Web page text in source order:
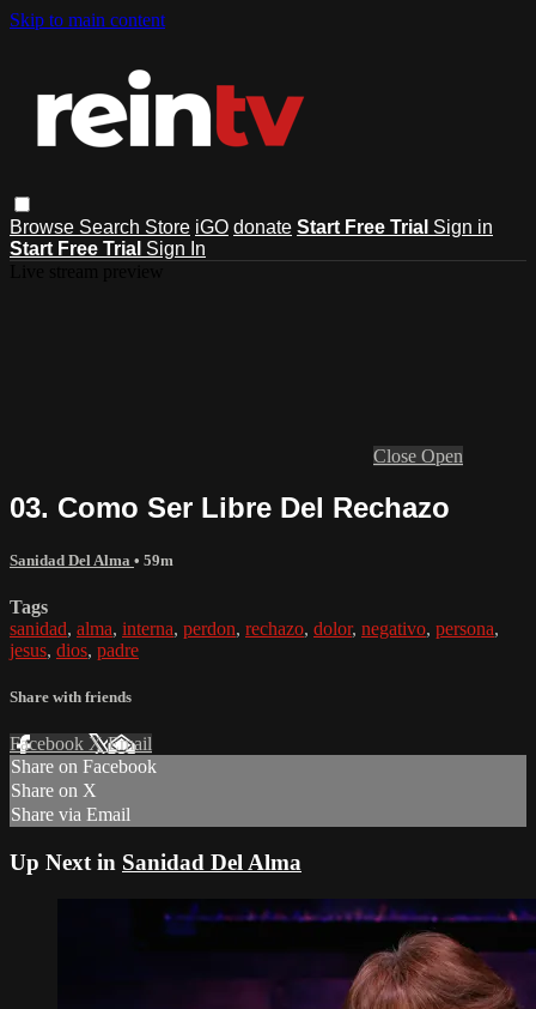
Skip to main content
Browse Search Store iGO donate Start Free Trial Sign in
Start Free Trial Sign In
Close Open
03. Como Ser Libre Del Rechazo
Sanidad Del Alma • 59m
Tags
sanidad, alma, interna, perdon, rechazo, dolor, negativo, persona,
jesus, dios, padre
Share with friends
Facebook XEmail
Share on Facebook
Share on X
Share via Email
Up Next in Sanidad Del Alma